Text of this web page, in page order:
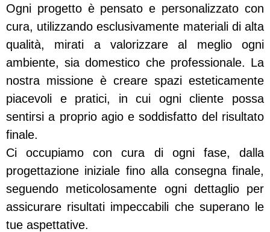
Ogni progetto è pensato e personalizzato con
cura, utilizzando esclusivamente materiali di alta
qualità, mirati a valorizzare al meglio ogni
ambiente, sia domestico che professionale. La
nostra missione è creare spazi esteticamente
piacevoli e pratici, in cui ogni cliente possa
sentirsi a proprio agio e soddisfatto del risultato
finale.
Ci occupiamo con cura di ogni fase, dalla
progettazione iniziale fino alla consegna finale,
seguendo meticolosamente ogni dettaglio per
assicurare risultati impeccabili che superano le
tue aspettative.